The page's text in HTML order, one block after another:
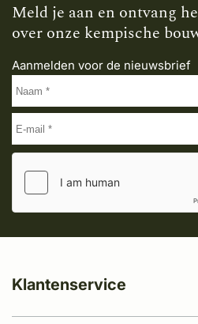
Meld je aan en ontvang
over onze kempische
Aanmelden voor de nieuwsbrief
Klantenservice